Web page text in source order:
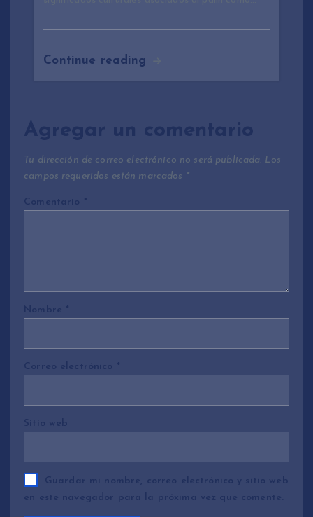
Continue reading
Agregar un comentario
Tu dirección de correo electrónico no será publicada. Los
campos requeridos están marcados *
Comentario *
Nombre *
Correo electrónico *
Sitio web
Guardar mi nombre, correo electrónico y sitio web
en este navegador para la próxima vez que comente.